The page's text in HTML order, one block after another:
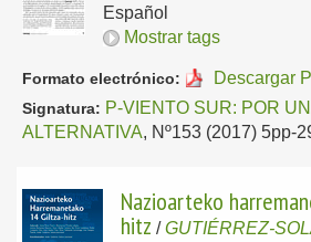
Español
Mostrar tags
Formato electrónico: Descargar
Signatura: P-VIENTO SUR: POR
ALTERNATIVA, Nº153 (2017) 5pp-
Nazioarteko
hitz /GUTIÉRREZ-